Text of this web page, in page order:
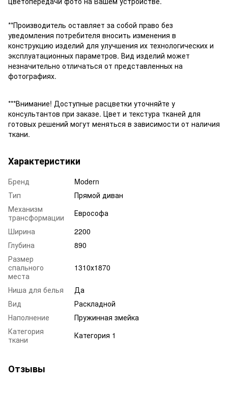
**Производитель оставляет за собой право без
уведомления потребителя вносить изменения в
конструкцию изделий для улучшения их технологических и
эксплуатационных параметров. Вид изделий может
незначительно отличаться от представленных на
фотографиях.
***Внимание! Доступные расцветки уточняйте у
консультантов при заказе. Цвет и текстура тканей для
готовых решений могут меняться в зависимости от наличия
ткани.
Характеристики
Бренд
Modern
Тип
Прямой диван
Механизм
трансформации
Еврософа
Ширина
2200
Глубина
890
Размер
спального
места
1310х1870
Ниша для белья
Да
Вид
Раскладной
Наполнение
Пружинная змейка
Категория
ткани
Категория 1
Отзывы